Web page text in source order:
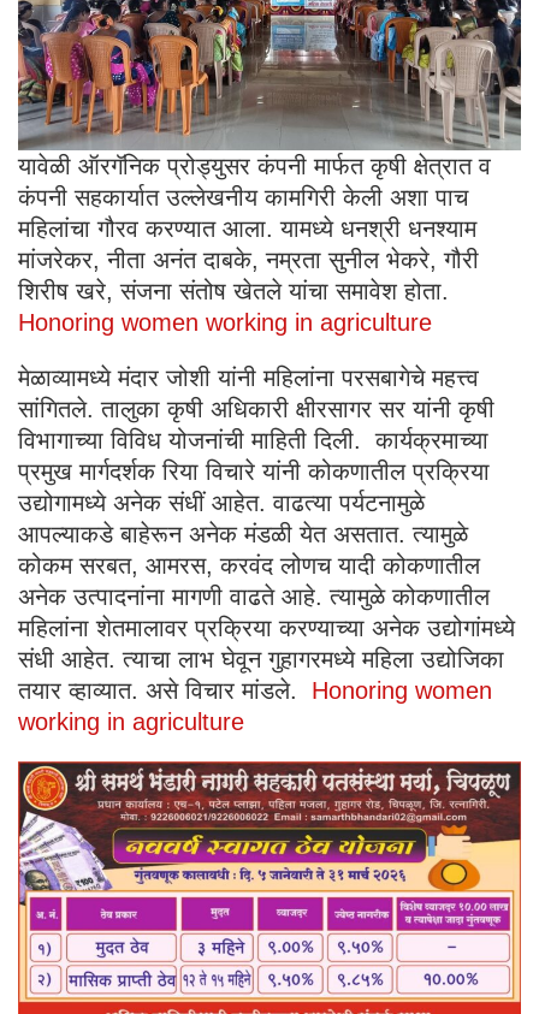
यावेळी ऑरगॅनिक प्रोड्युसर कंपनी मार्फत कृषी क्षेत्रात व
कंपनी सहकार्यात उल्लेखनीय कामगिरी केली अशा पाच
महिलांचा गौरव करण्यात आला. यामध्ये धनश्री धनश्याम
मांजरेकर, नीता अनंत दाबके, नम्रता सुनील भेकरे, गौरी
शिरीष खरे, संजना संतोष खेतले यांचा समावेश होता.
Honoring women working in agriculture
मेळाव्यामध्ये मंदार जोशी यांनी महिलांना परसबागेचे महत्त्व
सांगितले. तालुका कृषी अधिकारी क्षीरसागर सर यांनी कृषी
विभागाच्या विविध योजनांची माहिती दिली. कार्यक्रमाच्या
प्रमुख मार्गदर्शक रिया विचारे यांनी कोकणातील प्रक्रिया
उद्योगामध्ये अनेक संधीं आहेत. वाढत्या पर्यटनामुळे
आपल्याकडे बाहेरून अनेक मंडळी येत असतात. त्यामुळे
कोकम सरबत, आमरस, करवंद लोणच यादी कोकणातील
अनेक उत्पादनांना मागणी वाढते आहे. त्यामुळे कोकणातील
महिलांना शेतमालावर प्रक्रिया करण्याच्या अनेक उद्योगांमध्ये
संधी आहेत. त्याचा लाभ घेवून गुहागरमध्ये महिला उद्योजिका
तयार व्हाव्यात. असे विचार मांडले. Honoring women
working in agriculture